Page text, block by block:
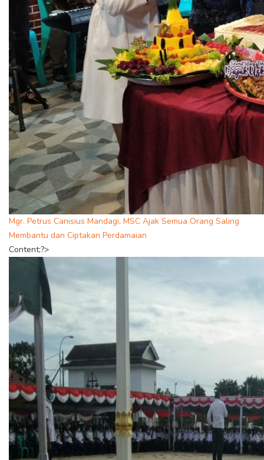
Mgr. Petrus Canisius Mandagi, MSC Ajak Semua Orang Saling
Membantu dan Ciptakan Perdamaian
Content;?>